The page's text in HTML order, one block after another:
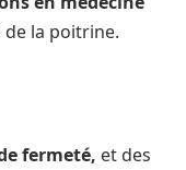
la poitrine.
fermeté, et des